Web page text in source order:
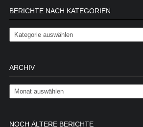
BERICHTE NACH KATEGORIEN
Berichte nach Kategorien
ARCHIV
Archiv
NOCH ÄLTERE BERICHTE